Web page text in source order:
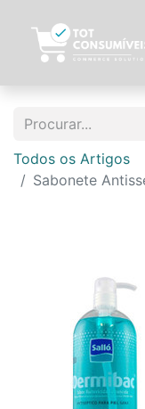
Todos os Artigos
Sabonete